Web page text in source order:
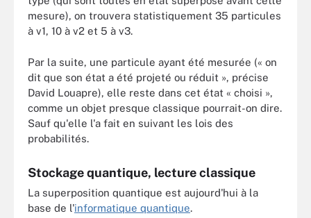
mesure), on trouvera statistiquement 35 particules
à v1, 10 à v2 et 5 à v3.
Par la suite, une particule ayant été mesurée (« on
dit que son état a été projeté ou réduit », précise
David Louapre), elle reste dans cet état « choisi »,
comme un objet presque classique pourrait-on dire.
Sauf qu'elle l'a fait en suivant les lois des
probabilités.
Stockage quantique, lecture classique
La superposition quantique est aujourd'hui à la
base de l'informatique quantique.